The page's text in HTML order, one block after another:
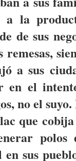
a la
de sus
remesas,
a sus
en el
no el
que
polos
en sus